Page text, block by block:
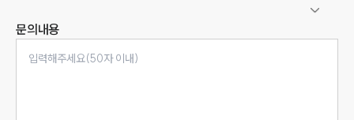
문의내용